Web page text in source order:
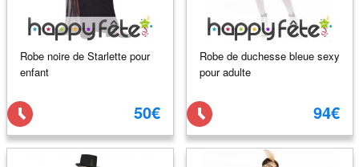
Robe noire de Starlette pour
enfant
50€
Robe de duchesse bleue sexy
pour adulte
94€